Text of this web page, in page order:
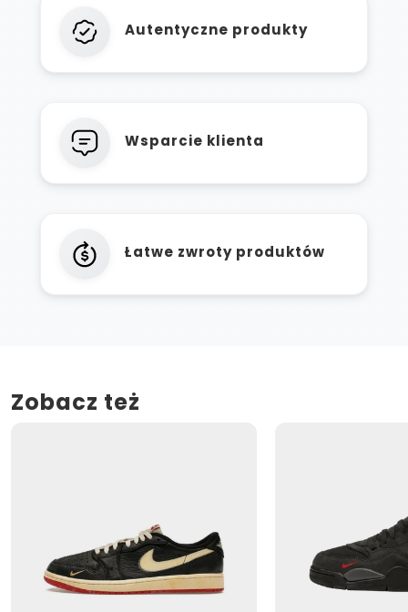
Autentyczne produkty
Wsparcie klienta
Łatwe zwroty produktów
Zobacz też